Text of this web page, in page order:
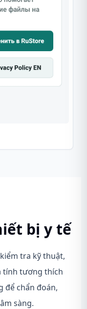
bị y tế
tra kỹ thuật,
tính tương thích
để chẩn đoán,
sàng.